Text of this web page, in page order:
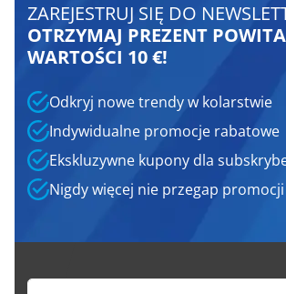
ZAREJESTRUJ SIĘ DO
OTRZYMAJ PREZENT
WARTOŚCI 10 €!
Odkryj nowe trendy w kolarstwie
Indywidualne promocje rabatowe
Ekskluzywne kupony dla
Nigdy więcej nie przegap